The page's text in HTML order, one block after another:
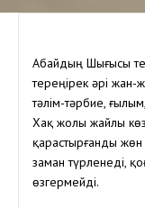
Абайдың Шығысы
тереңірек әрі
тәлім-тәрбие,
Хақ жолы жайлы
қарастырғанды
заман түрленеді,
өзгермейді.